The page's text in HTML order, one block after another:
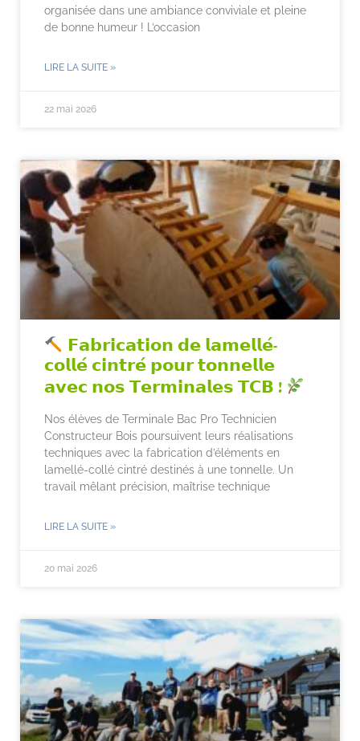
organisée dans une ambiance conviviale et pleine
de bonne humeur ! L’occasion
LIRE LA SUITE »
22 mai 2026
𝗙𝗮𝗯𝗿𝗶𝗰𝗮𝘁𝗶𝗼𝗻 𝗱𝗲 𝗹𝗮𝗺𝗲𝗹𝗹𝗲́-
𝗰𝗼𝗹𝗹𝗲́ 𝗰𝗶𝗻𝘁𝗿𝗲́ 𝗽𝗼𝘂𝗿 𝘁𝗼𝗻𝗻𝗲𝗹𝗹𝗲
𝗮𝘃𝗲𝗰 𝗻𝗼𝘀 𝗧𝗲𝗿𝗺𝗶𝗻𝗮𝗹𝗲𝘀 𝗧𝗖𝗕 !
Nos élèves de Terminale Bac Pro Technicien
Constructeur Bois poursuivent leurs réalisations
techniques avec la fabrication d’éléments en
lamellé-collé cintré destinés à une tonnelle. Un
travail mêlant précision, maîtrise technique
LIRE LA SUITE »
20 mai 2026